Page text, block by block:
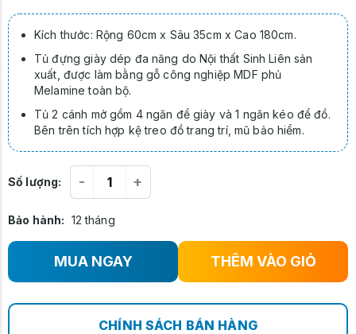
Kích thước: Rộng 60cm x Sâu 35cm x Cao 180cm.
Tủ đựng giày dép đa năng do Nội thất Sinh Liên sản
xuất, được làm bằng gỗ công nghiệp MDF phủ
Melamine toàn bộ.
Tủ 2 cánh mở gồm 4 ngăn để giày và 1 ngăn kéo để đồ.
Bên trên tích hợp kệ treo đồ trang trí, mũ bảo hiểm.
Số lượng: - +
Bảo hành: 12 tháng
MUA NGAY THÊM VÀO GIỎ
CHÍNH SÁCH BÁN HÀNG